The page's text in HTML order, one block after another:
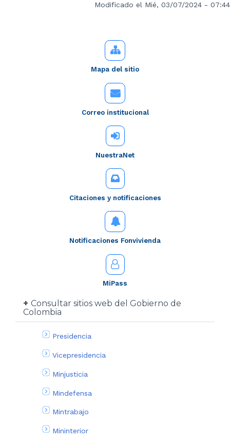
Modificado el Mié, 03/07/2024 - 07:44
Mapa del sitio
Correo institucional
NuestraNet
Citaciones y notificaciones
Notificaciones Fonvivienda
MiPass
Consultar sitios web del Gobierno de
Colombia
Presidencia
Vicepresidencia
Minjusticia
Mindefensa
Mintrabajo
Mininterior